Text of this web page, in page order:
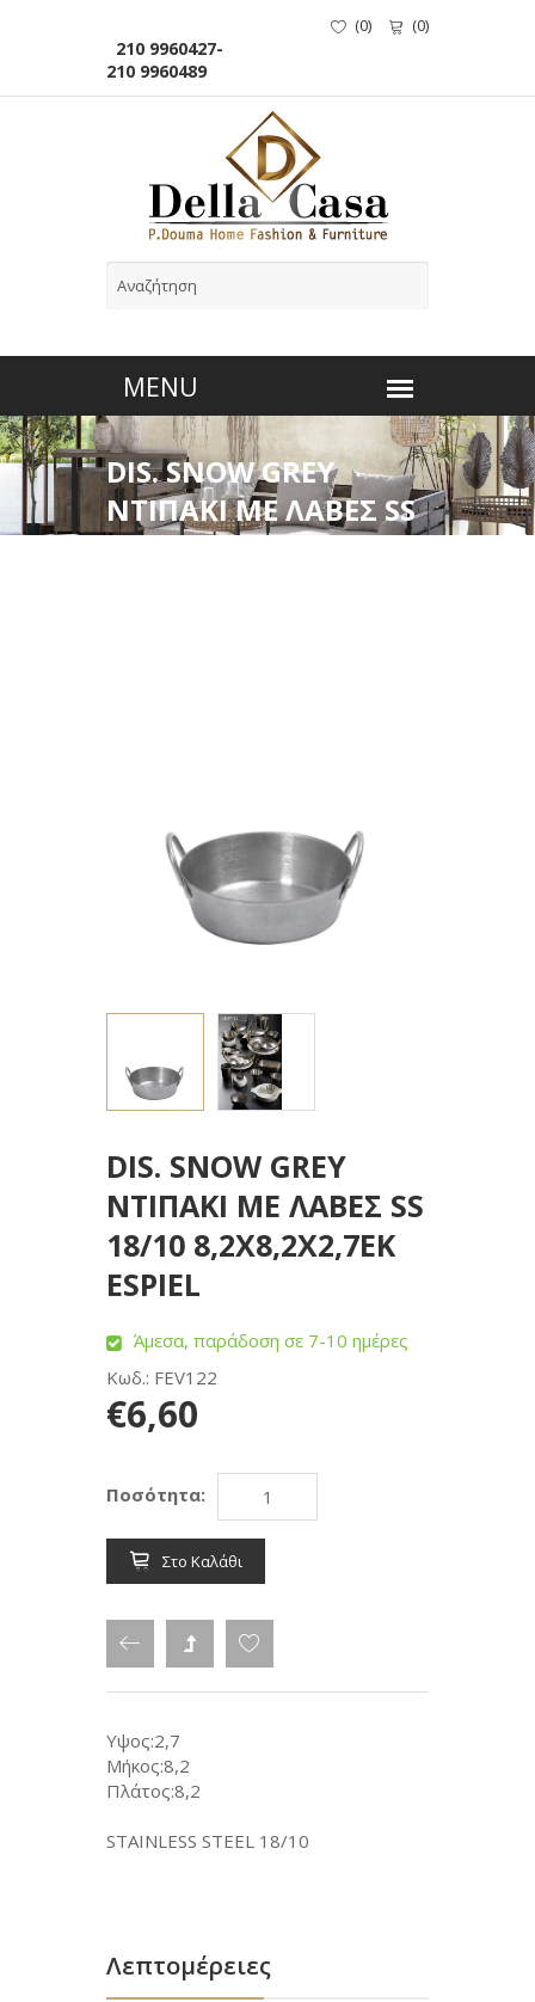
210 9960427-
210 9960489
(0) (0)
DIS. SNOW GREY
ΝΤΙΠΑΚΙ ΜΕ ΛΑΒΕΣ SS
18/10 8,2Χ8,2Χ2,7ΕΚ
DIS. SNOW GREY
ΝΤΙΠΑΚΙ ΜΕ ΛΑΒΕΣ SS
18/10 8,2Χ8,2Χ2,7ΕΚ
ESPIEL
Άμεσα, παράδοση σε 7-10 ημέρες
Κωδ.: FEV122
€6,60
Ποσότητα:
Στο Καλάθι
Υψος:2,7
Μήκος:8,2
Πλάτος:8,2
STAINLESS STEEL 18/10
Λεπτομέρειες